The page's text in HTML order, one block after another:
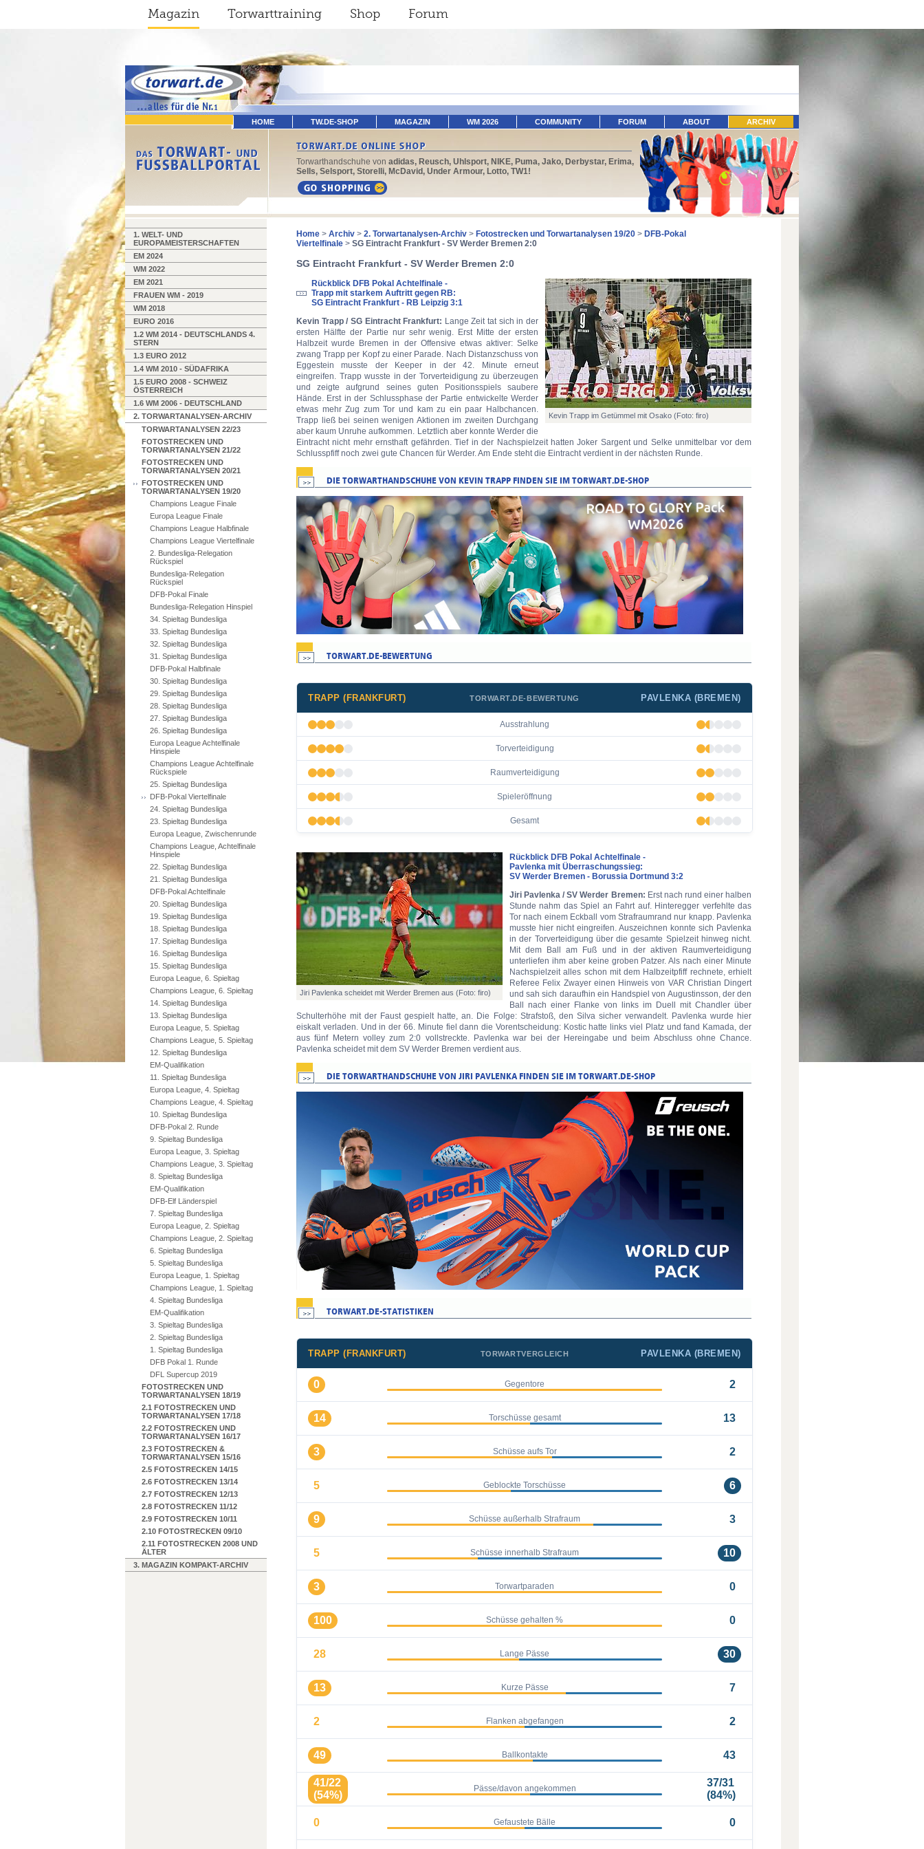
Magazin Torwarttraining Shop Forum
HOME TW.DE-SHOP MAGAZIN WM 2026 COMMUNITY FORUM ABOUT ARCHIV
Torwarthandschuhe von adidas, Reusch, Uhlsport, NIKE, Puma, Jako, Derbystar, Erima,
Sells, Selsport, Storelli, McDavid, Under Armour, Lotto, TW1!
1. WELT- UND
EUROPAMEISTERSCHAFTEN
EM 2024
WM 2022
EM 2021
FRAUEN WM - 2019
WM 2018
EURO 2016
1.2 WM 2014 - DEUTSCHLANDS 4.
STERN
1.3 EURO 2012
1.4 WM 2010 - SÜDAFRIKA
1.5 EURO 2008 - SCHWEIZ
ÖSTERREICH
1.6 WM 2006 - DEUTSCHLAND
2. TORWARTANALYSEN-ARCHIV
TORWARTANALYSEN 22/23
FOTOSTRECKEN UND
TORWARTANALYSEN 21/22
FOTOSTRECKEN UND
TORWARTANALYSEN 20/21
FOTOSTRECKEN UND
TORWARTANALYSEN 19/20
Champions League Finale
Europa League Finale
Champions League Halbfinale
Champions League Viertelfinale
2. Bundesliga-Relegation
Rückspiel
Bundesliga-Relegation
Rückspiel
DFB-Pokal Finale
Bundesliga-Relegation Hinspiel
34. Spieltag Bundesliga
33. Spieltag Bundesliga
32. Spieltag Bundesliga
31. Spieltag Bundesliga
DFB-Pokal Halbfinale
30. Spieltag Bundesliga
29. Spieltag Bundesliga
28. Spieltag Bundesliga
27. Spieltag Bundesliga
26. Spieltag Bundesliga
Europa League Achtelfinale
Hinspiele
Champions League Achtelfinale
Rückspiele
25. Spieltag Bundesliga
DFB-Pokal Viertelfinale
24. Spieltag Bundesliga
23. Spieltag Bundesliga
Europa League, Zwischenrunde
Champions League, Achtelfinale
Hinspiele
22. Spieltag Bundesliga
21. Spieltag Bundesliga
DFB-Pokal Achtelfinale
20. Spieltag Bundesliga
19. Spieltag Bundesliga
18. Spieltag Bundesliga
17. Spieltag Bundesliga
16. Spieltag Bundesliga
15. Spieltag Bundesliga
Europa League, 6. Spieltag
Champions League, 6. Spieltag
14. Spieltag Bundesliga
13. Spieltag Bundesliga
Europa League, 5. Spieltag
Champions League, 5. Spieltag
12. Spieltag Bundesliga
EM-Qualifikation
11. Spieltag Bundesliga
Europa League, 4. Spieltag
Champions League, 4. Spieltag
10. Spieltag Bundesliga
DFB-Pokal 2. Runde
9. Spieltag Bundesliga
Europa League, 3. Spieltag
Champions League, 3. Spieltag
8. Spieltag Bundesliga
EM-Qualifikation
DFB-Elf Länderspiel
7. Spieltag Bundesliga
Europa League, 2. Spieltag
Champions League, 2. Spieltag
6. Spieltag Bundesliga
5. Spieltag Bundesliga
Europa League, 1. Spieltag
Champions League, 1. Spieltag
4. Spieltag Bundesliga
EM-Qualifikation
3. Spieltag Bundesliga
2. Spieltag Bundesliga
1. Spieltag Bundesliga
DFB Pokal 1. Runde
DFL Supercup 2019
FOTOSTRECKEN UND
TORWARTANALYSEN 18/19
2.1 FOTOSTRECKEN UND
TORWARTANALYSEN 17/18
2.2 FOTOSTRECKEN UND
TORWARTANALYSEN 16/17
2.3 FOTOSTRECKEN &
TORWARTANALYSEN 15/16
2.5 FOTOSTRECKEN 14/15
2.6 FOTOSTRECKEN 13/14
2.7 FOTOSTRECKEN 12/13
2.8 FOTOSTRECKEN 11/12
2.9 FOTOSTRECKEN 10/11
2.10 FOTOSTRECKEN 09/10
2.11 FOTOSTRECKEN 2008 UND
ÄLTER
3. MAGAZIN KOMPAKT-ARCHIV
Home > Archiv > 2. Torwartanalysen-Archiv > Fotostrecken und Torwartanalysen 19/20 > DFB-Pokal
Viertelfinale > SG Eintracht Frankfurt - SV Werder Bremen 2:0
SG Eintracht Frankfurt - SV Werder Bremen 2:0
Kevin Trapp im Getümmel mit Osako (Foto: firo)
Rückblick DFB Pokal Achtelfinale -
Trapp mit starkem Auftritt gegen RB:
SG Eintracht Frankfurt - RB Leipzig 3:1
Kevin Trapp / SG Eintracht Frankfurt: Lange Zeit tat sich in der
ersten Hälfte der Partie nur sehr wenig. Erst Mitte der ersten
Halbzeit wurde Bremen in der Offensive etwas aktiver: Selke
zwang Trapp per Kopf zu einer Parade. Nach Distanzschuss von
Eggestein musste der Keeper in der 42. Minute erneut
eingreifen. Trapp wusste in der Torverteidigung zu überzeugen
und zeigte aufgrund seines guten Positionsspiels saubere
Hände. Erst in der Schlussphase der Partie entwickelte Werder
etwas mehr Zug zum Tor und kam zu ein paar Halbchancen.
Trapp ließ bei seinen wenigen Aktionen im zweiten Durchgang
aber kaum Unruhe aufkommen. Letztlich aber konnte Werder die
Eintracht nicht mehr ernsthaft gefährden. Tief in der Nachspielzeit hatten Joker Sargent und Selke unmittelbar vor dem
Schlusspfiff noch zwei gute Chancen für Werder. Am Ende steht die Eintracht verdient in der nächsten Runde.
TRAPP (FRANKFURT) TORWART.DE-BEWERTUNG PAVLENKA (BREMEN)
Ausstrahlung
Torverteidigung
Raumverteidigung
Spieleröffnung
Gesamt
Jiri Pavlenka scheidet mit Werder Bremen aus (Foto: firo)
Rückblick DFB Pokal Achtelfinale -
Pavlenka mit Überraschungssieg:
SV Werder Bremen - Borussia Dortmund 3:2
Jiri Pavlenka / SV Werder Bremen: Erst nach rund einer halben
Stunde nahm das Spiel an Fahrt auf. Hinteregger verfehlte das
Tor nach einem Eckball vom Strafraumrand nur knapp. Pavlenka
musste hier nicht eingreifen. Auszeichnen konnte sich Pavlenka
in der Torverteidigung über die gesamte Spielzeit hinweg nicht.
Mit dem Ball am Fuß und in der aktiven Raumverteidigung
unterliefen ihm aber keine groben Patzer. Als nach einer Minute
Nachspielzeit alles schon mit dem Halbzeitpfiff rechnete, erhielt
Referee Felix Zwayer einen Hinweis von VAR Christian Dingert
und sah sich daraufhin ein Handspiel von Augustinsson, der den
Ball nach einer Flanke von links im Duell mit Chandler über
Schulterhöhe mit der Faust gespielt hatte, an. Die Folge: Strafstoß, den Silva sicher verwandelt. Pavlenka wurde hier
eiskalt verladen. Und in der 66. Minute fiel dann die Vorentscheidung: Kostic hatte links viel Platz und fand Kamada, der
aus fünf Metern volley zum 2:0 vollstreckte. Pavlenka war bei der Hereingabe und beim Abschluss ohne Chance.
Pavlenka scheidet mit dem SV Werder Bremen verdient aus.
TRAPP (FRANKFURT) TORWARTVERGLEICH PAVLENKA (BREMEN)
0 Gegentore 2
14 Torschüsse gesamt 13
3 Schüsse aufs Tor 2
5 Geblockte Torschüsse 6
9 Schüsse außerhalb Strafraum 3
5 Schüsse innerhalb Strafraum 10
3 Torwartparaden 0
100 Schüsse gehalten % 0
28 Lange Pässe 30
13 Kurze Pässe 7
2 Flanken abgefangen 2
49 Ballkontakte 43
41/22
(54%)
Pässe/davon angekommen
37/31
(84%)
0 Gefaustete Bälle 0